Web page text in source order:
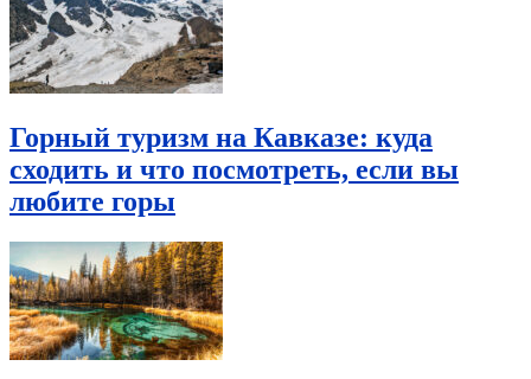
Горный туризм на Кавказе: куда
сходить и что посмотреть, если вы
любите горы